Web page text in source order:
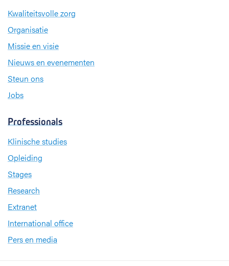
Kwaliteitsvolle zorg
Organisatie
Missie en visie
Nieuws en evenementen
Steun ons
Jobs
Professionals
Klinische studies
Opleiding
Stages
Research
Extranet
International office
Pers en media